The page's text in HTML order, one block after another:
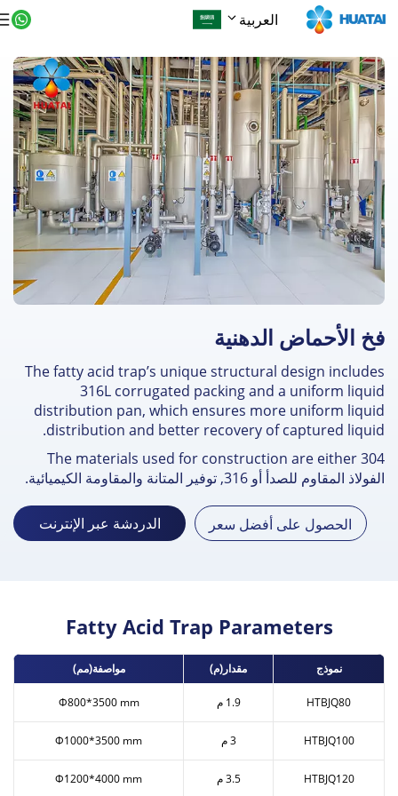
العربية
الأحماض الدهنية
The fatty acid trap’s unique structural design
316L corrugated packing and a uniform
distribution pan,which ensures more uniform
distribution and better recovery of captured
.
The materials used for construction are either
المقاوم للصدأ أو 316, توفير المتانة والمقاومة الكيميائية.
الحصول على أفضل سعر الدردشة عبر الإنترنت
Fatty Acid Trap Parameters
نموذج مقدار(م) مواصفة(مم)
HTBJQ80
Ф800*3500 mm
HTBJQ100
Ф1000*3500 mm
HTBJQ120
Ф1200*4000 mm